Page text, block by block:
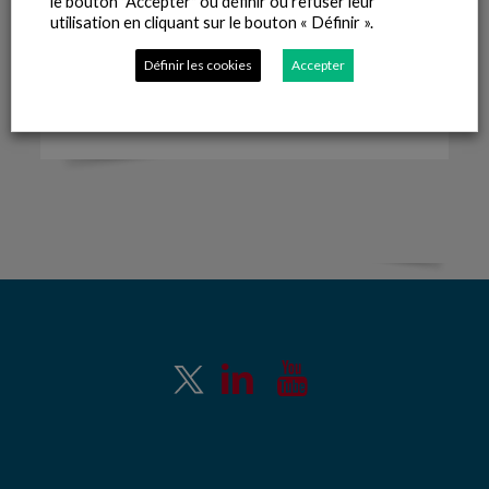
des boutons commeJ’aimeouPartager.
Vous pouvez désactiver l’utilisation des cookies ou
utilisation en cliquant sur le bouton « Définir ».
Définir les cookies Accepter